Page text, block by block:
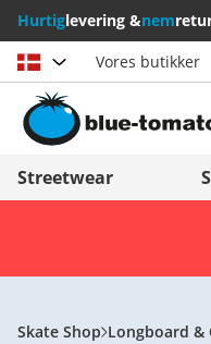
Hurtiglevering &nem
Vælg land
Österreich
Svizzera (Italiano)
Vores butikker
Streetwear
Skate Shop Longboard &